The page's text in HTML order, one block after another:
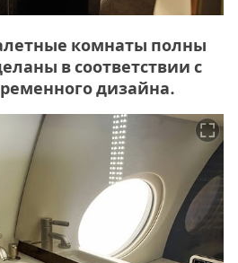
комнаты полны
в соответствии с
дизайна.